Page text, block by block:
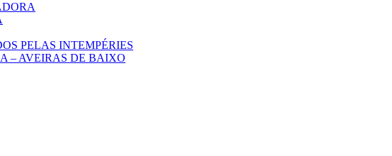
PELAS INTEMPÉRIES
– AVEIRAS DE BAIXO